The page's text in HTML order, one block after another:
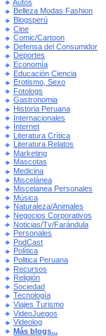
Autos
Belleza Modas Fashion
Blogsperú
Cine
Comic/Cartoon
Defensa del Consumidor
Deportes
Economía
Educación Ciencia
Erotismo, Sexo
Fotologs
Gastronomia
Historia Peruana
Internacionales
Internet
Literatura Crítica
Literatura Relatos
Marketing
Mascotas
Medicina
Miscelánea
Miscelanea Personales
Música
Naturaleza/Animales
Negocios Corporativos
Noticias/Tv/Farándula
Personales
PodCast
Política
Politica Peruana
Recursos
Religión
Sociedad
Tecnología
Viajes Turismo
VideoJuegos
Videolog
Más blogs...